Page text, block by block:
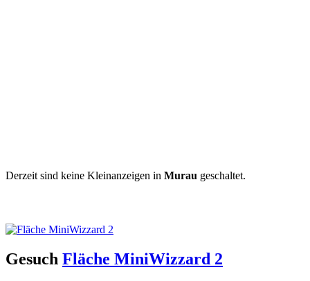
Derzeit sind keine Kleinanzeigen in Murau geschaltet.
Gesuch Fläche MiniWizzard 2